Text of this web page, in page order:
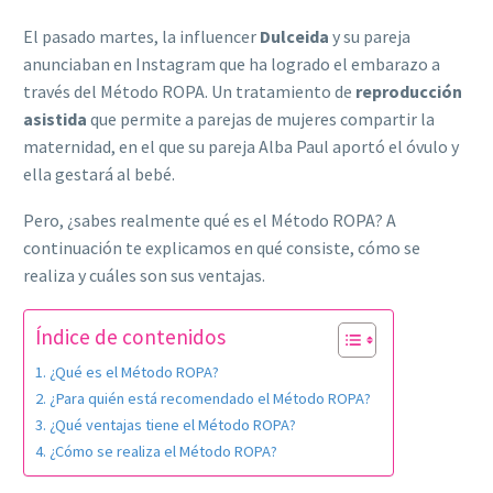
El pasado martes, la influencer Dulceida y su pareja
anunciaban en Instagram que ha logrado el embarazo a
través del Método ROPA. Un tratamiento de reproducción
asistida que permite a parejas de mujeres compartir la
maternidad, en el que su pareja Alba Paul aportó el óvulo y
ella gestará al bebé.
Pero, ¿sabes realmente qué es el Método ROPA? A
continuación te explicamos en qué consiste, cómo se
realiza y cuáles son sus ventajas.
Índice de contenidos
¿Qué es el Método ROPA?
¿Para quién está recomendado el Método ROPA?
¿Qué ventajas tiene el Método ROPA?
¿Cómo se realiza el Método ROPA?